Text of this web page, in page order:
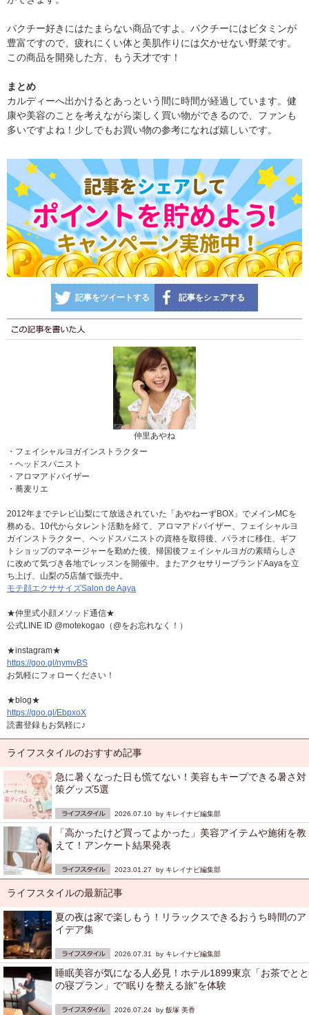
パクチー好きにはたまらない商品ですよ。パクチーにはビタミンが
豊富ですので、疲れにくい体と美肌作りには欠かせない野菜です。
この商品を開発した方、もう天才です！
まとめ
カルディーへ出かけるとあっという間に時間が経過しています。健
康や美容のことを考えながら楽しく買い物ができるので、ファンも
多いですよね！少しでもお買い物の参考になれば嬉しいです。
記事をツイートする 記事をシェアする
仲里あやね
・フェイシャルヨガインストラクター
・ヘッドスパニスト
・アロマアドバイザー
・蕎麦リエ
2012年までテレビ山梨にて放送されていた「あやねーずBOX」でメインMCを
務める。10代からタレント活動を経て、アロマアドバイザー、フェイシャルヨ
ガインストラクター、ヘッドスパニストの資格を取得後、パラオに移住、ギフ
トショップのマネージャーを勤めた後、帰国後フェイシャルヨガの素晴らしさ
に改めて気づき各地でレッスンを開催中。またアクセサリーブランドAayaを立
ち上げ、山梨の5店舗で販売中。
モテ顔エクササイズSalon de Aaya
★仲里式小顔メソッド通信★
公式LINE ID @motekogao（@をお忘れなく！）
★instagram★
https://goo.gl/nymvBS
お気軽にフォローください！
★blog★
https://goo.gl/EbpxoX
読書登録もお気軽に♪
ライフスタイルのおすすめ記事
急に暑くなった日も慌てない！美容もキープできる暑さ対
策グッズ5選
2026.07.10 by キレイナビ編集部
「高かったけど買ってよかった」美容アイテムや施術を教
えて！アンケート結果発表
2023.01.27 by キレイナビ編集部
ライフスタイルの最新記事
夏の夜は家で楽しもう！リラックスできるおうち時間のア
イデア集
2026.07.31 by キレイナビ編集部
睡眠美容が気になる人必見！ホテル1899東京「お茶でとと
の寝プラン」で”眠りを整える旅”を体験
2026.07.24 by 飯塚 美香